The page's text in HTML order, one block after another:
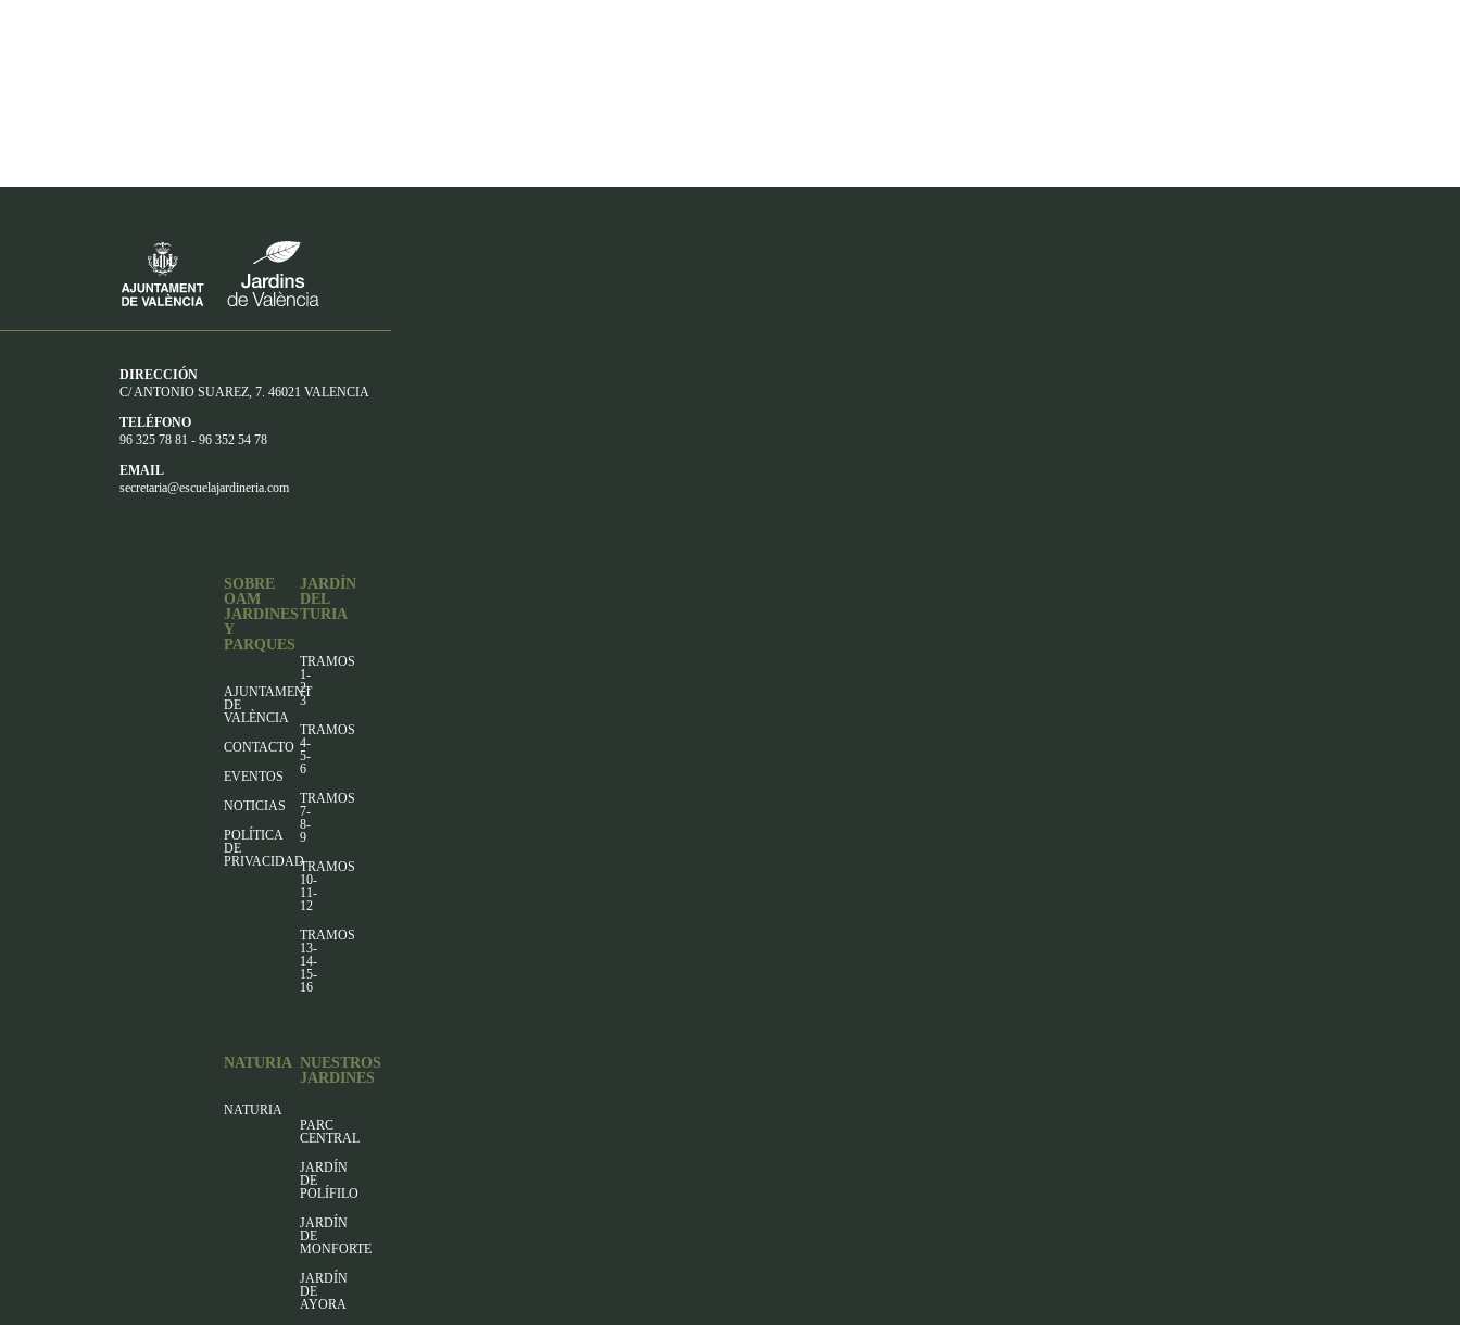
DIRECCIÓN
C/ ANTONIO SUAREZ, 7. 46021 VALENCIA
TELÉFONO
96 325 78 81 - 96 352 54 78
EMAIL
secretaria@escuelajardineria.com
SOBRE
OAM
JARDINES
Y
PARQUES
AJUNTAMENT
DE
VALÈNCIA
CONTACTO
EVENTOS
NOTICIAS
POLÍTICA
DE
PRIVACIDAD
JARDÍN
DEL
TURIA
TRAMOS
1-
2-
3
TRAMOS
4-
5-
6
TRAMOS
7-
8-
9
TRAMOS
10-
11-
12
TRAMOS
13-
14-
15-
16
NATURIA
NATURIA
NUESTROS
JARDINES
PARC
CENTRAL
JARDÍN
DE
POLÍFILO
JARDÍN
DE
MONFORTE
JARDÍN
DE
AYORA